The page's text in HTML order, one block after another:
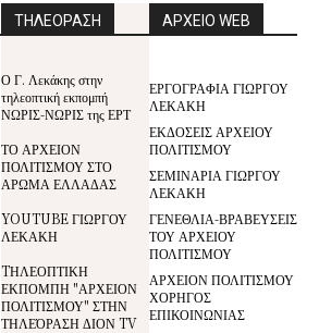
ΤΗΛΕΟΡΑΣΗ
Ο Γ. Λεκάκης στην
τηλεοπτική εκπομπή
ΝΩΡΙΣ-ΝΩΡΙΣ της ΕΡΤ
ΤΟ ΑΡΧΕΙΟΝ
ΠΟΛΙΤΙΣΜΟΥ ΣΤΟ
ΑΡΩΜΑ ΕΛΛΑΔΑΣ
YOUTUBE ΓΙΩΡΓΟΥ
ΛΕΚΑΚΗ
TΗΛΕΟΠΤΙΚΗ
ΕΚΠΟΜΠΗ "ΑΡΧΕΙΟΝ
ΠΟΛΙΤΙΣΜΟΥ" ΣΤΗΝ
ΤΗΛΕΌΡΑΣΗ ΔΙΟΝ TV
ΑΡΧΕΙΟ WEB
ΕΡΓΟΓΡΑΦΙΑ ΓΙΩΡΓΟΥ
ΛΕΚΑΚΗ
ΕΚΔΟΣΕΙΣ ΑΡΧΕΙΟΥ
ΠΟΛΙΤΙΣΜΟΥ
ΣΕΜΙΝΑΡΙΑ ΓΙΩΡΓΟΥ
ΛΕΚΑΚΗ
ΓΕΝΕΘΛΙΑ-ΒΡΑΒΕΥΣΕΙΣ
ΤΟΥ ΑΡΧΕΙΟΥ
ΠΟΛΙΤΙΣΜΟΥ
ΑΡΧΕΙΟΝ ΠΟΛΙΤΙΣΜΟΥ
ΧΟΡΗΓΟΣ
ΕΠΙΚΟΙΝΩΝΙΑΣ